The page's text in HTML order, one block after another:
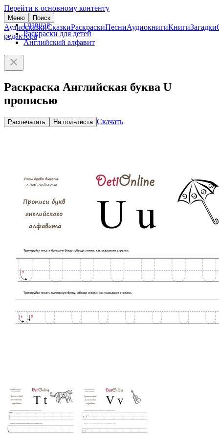
Перейти к основному контенту
Меню Поиск
АудиосказкиСказкиРаскраскиПесниАудиокнигиКнигиЗагадки
редактора
Главная
Раскраски для детей
Английский алфавит
Раскраска Английская буква U
прописью
Распечатать На пол-листа Скачать